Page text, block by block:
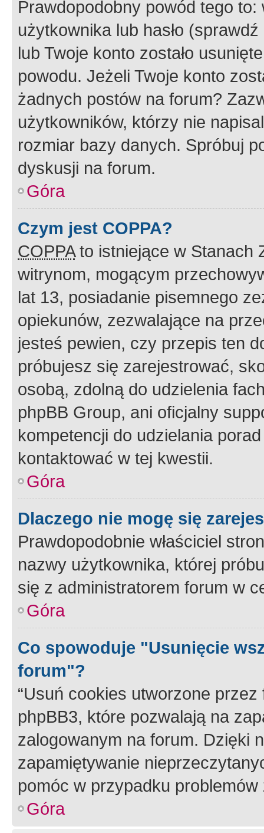
Prawdopodobny powód tego to:
użytkownika lub hasło
lub Twoje konto zostało
powodu. Jeżeli Twoje konto
żadnych postów na forum?
użytkowników, którzy nie
rozmiar bazy danych. Spróbuj
dyskusji na forum.
Góra
Czym jest COPPA?
COPPAto istniejące w Stanach
witrynom, mogącym
lat 13, posiadanie pisemnego
opiekunów, zezwalające na
jesteś pewien, czy przepis ten
próbujesz się zarejestrować,
osobą, zdolną do udzielenia
phpBB Group, ani oficjalny
kompetencji do udzielania
kontaktować w tej kwestii.
Góra
Dlaczego nie mogę się
Prawdopodobnie właściciel
nazwy użytkownika, której
się z administratorem forum w
Góra
Co spowoduje "Usunięcie
forum"?
“Usuń cookies utworzone
phpBB3, które pozwalają na
zalogowanym na forum. Dzięki
zapamiętywanie
pomóc w przypadku
Góra